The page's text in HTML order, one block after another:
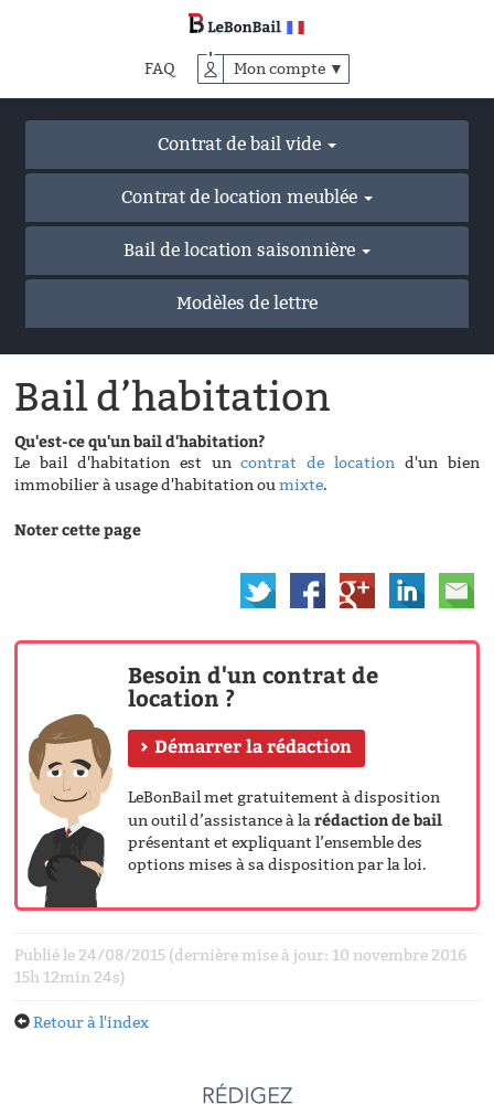
FAQ Mon compte ▼
Contrat de bail vide
Contrat de location meublée
Bail de location saisonnière
Modèles de lettre
Bail d’habitation
Qu'est-ce qu'un bail d'habitation?
Le bail d'habitation est uncontrat de location d'un bien
immobilier à usage d'habitationoumixte.
Noter cette page
Besoin d'un contrat de
location ?
Démarrer la rédaction
LeBonBail met gratuitement à disposition
un outil d’assistance à larédaction de bail
présentant et expliquant l’ensemble des
options mises à sa disposition par la loi.
Publié le 24/08/2015 (dernière mise à jour: 10 novembre 2016
15h 12min 24s)
Retour à l'index